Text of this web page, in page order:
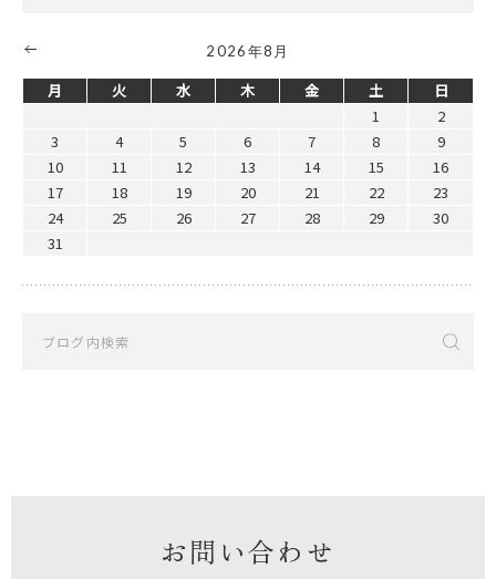
2026年8月
月 火 水 木 金 土
日
1
2
3
4 5 6 7 8
9
10
11 12 13 14 15
16
17
18 19 20 21 22
23
24
25 26 27 28 29
30
31
お問い合わせ